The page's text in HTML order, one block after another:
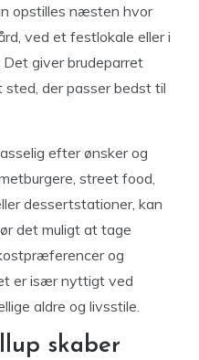
opstilles næsten hvor
ved et festlokale eller i
giver brudeparret
der passer bedst til
efter ønsker og
street food,
dessertstationer, kan
det muligt at tage
og
er især nyttigt ved
aldre og livsstile.
skaber